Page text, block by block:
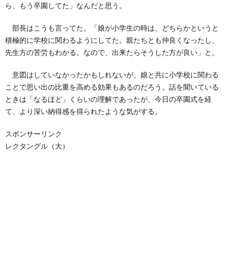
ら、もう卒園してた」なんだと思う。
部長はこうも言ってた。「娘が小学生の時は、どちらかというと
積極的に学校に関わるようにしてた。親たちとも仲良くなったし、
先生方の苦労もわかる。なので、出来たらそうした方が良い」と。
意図はしていなかったかもしれないが、娘と共に小学校に関わる
ことで思い出の比重を高める効果もあるのだろう。話を聞いている
ときは「なるほど」くらいの理解であったが、今日の卒園式を経
て、より深い納得感を得られたような気がする。
スポンサーリンク
レクタングル（大）